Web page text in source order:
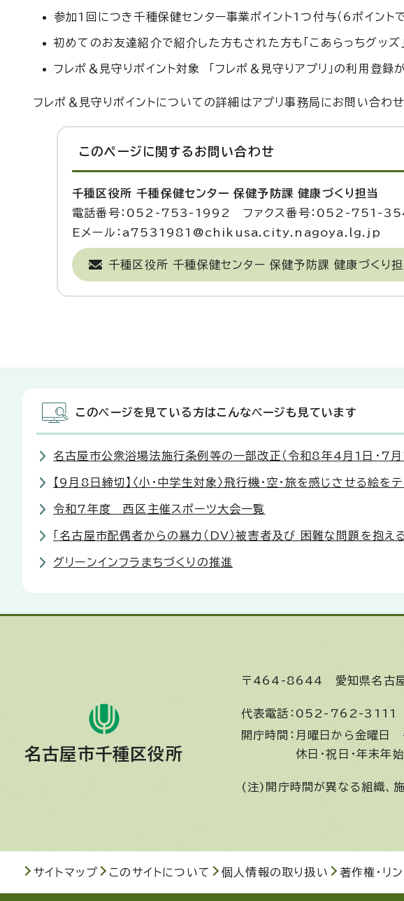
参加1回につき千種保健センター事業ポイント1つ付与（6ポイントで
初めてのお友達紹介で紹介した方もされた方も「こあらっちグッズ
フレポ＆見守りポイント対象 「フレポ＆見守りアプリ」の利用登録
フレポ＆見守りポイントについての詳細はアプリ事務局にお問い合
このページに関する お問い合わせ
千種区役所 千種保健センター 保健予防課 健康づくり担当
電話番号：052-753-1992 ファクス番号：052-751-
Eメール：a7531981@chikusa.city.nagoya.lg.jp
千種区役所 千種保健センター 保健予防課 健康づくり
このページを見ている方はこんなページも見ています
名古屋市公衆浴場法施行条例等の一部改正（令和8年4月1日・7月
【9月8日締切】〈小・中学生対象〉飛行機・空・旅を感じさせる絵を
令和7年度 西区主催スポーツ大会一覧
「名古屋市配偶者からの暴力（DV）被害者及び 困難な問題を抱え
グリーンインフラまちづくりの推進
名古屋市千種区役所
〒464-8644 愛知県名古
代表電話： 052-762-3111
開庁時間： 月曜日から金曜日
休日・祝日・年末年
(注)開庁時間が異なる組織、
サイトマップ このサイトについて 個人情報の取り扱い 著作権・リ